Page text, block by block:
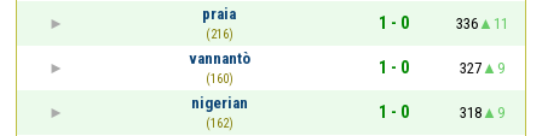
praia
(216)
1 - 0 336
11
vannantò
(160)
1 - 0 327
9
nigerian
(162)
1 - 0 318
9